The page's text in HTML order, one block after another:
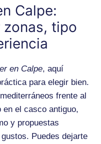
Calpe:
zonas, tipo
en Calpe, aquí
para elegir bien.
frente al
en el casco antiguo,
y propuestas
Puedes dejarte